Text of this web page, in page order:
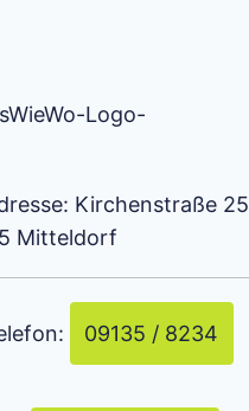
Kirchenstraße 25
Mitteldorf
09135 / 8234